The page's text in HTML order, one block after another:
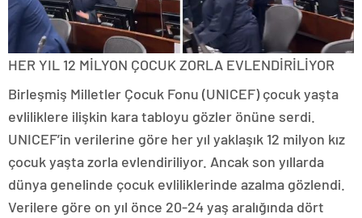
HER YIL 12 MİLYON ÇOCUK ZORLA EVLENDİRİLİYOR
Birleşmiş Milletler Çocuk Fonu (UNICEF) çocuk yaşta
evliliklere ilişkin kara tabloyu gözler önüne serdi.
UNICEF’in verilerine göre her yıl yaklaşık 12 milyon kız
çocuk yaşta zorla evlendiriliyor. Ancak son yıllarda
dünya genelinde çocuk evliliklerinde azalma gözlendi.
Verilere göre on yıl önce 20-24 yaş aralığında dört